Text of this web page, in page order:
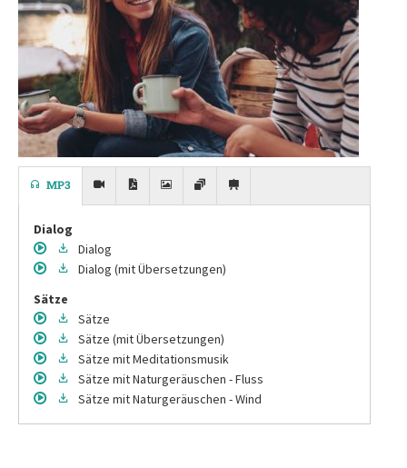
MP3
Dialog
Dialog
Dialog (mit Übersetzungen)
Sätze
Sätze
Sätze (mit Übersetzungen)
Sätze mit Meditationsmusik
Sätze mit Naturgeräuschen - Fluss
Sätze mit Naturgeräuschen - Wind